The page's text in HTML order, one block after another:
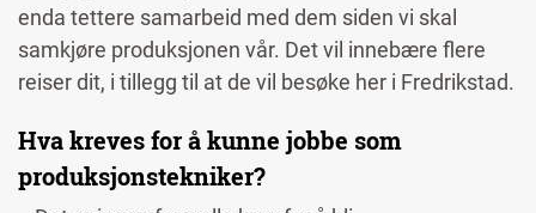
enda tettere samarbeid med dem siden vi skal
samkjøre produksjonen vår. Det vil innebære flere
reiser dit, i tillegg til at de vil besøke her i Fredrikstad.
Hva kreves for å kunne jobbe som
produksjonstekniker?